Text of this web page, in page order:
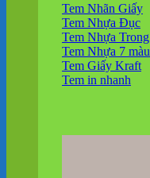
Tem Nhãn Giấy
Tem Nhựa Đục
Tem Nhựa Trong
Tem Nhựa 7 màu
Tem Giấy Kraft
Tem in nhanh